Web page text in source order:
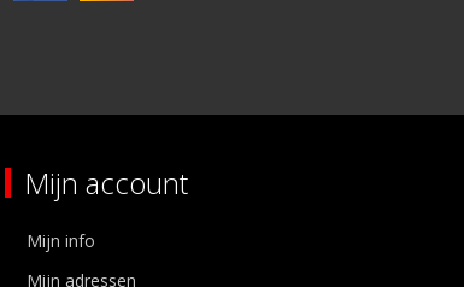
Mijn account
Mijn info
Mijn adressen